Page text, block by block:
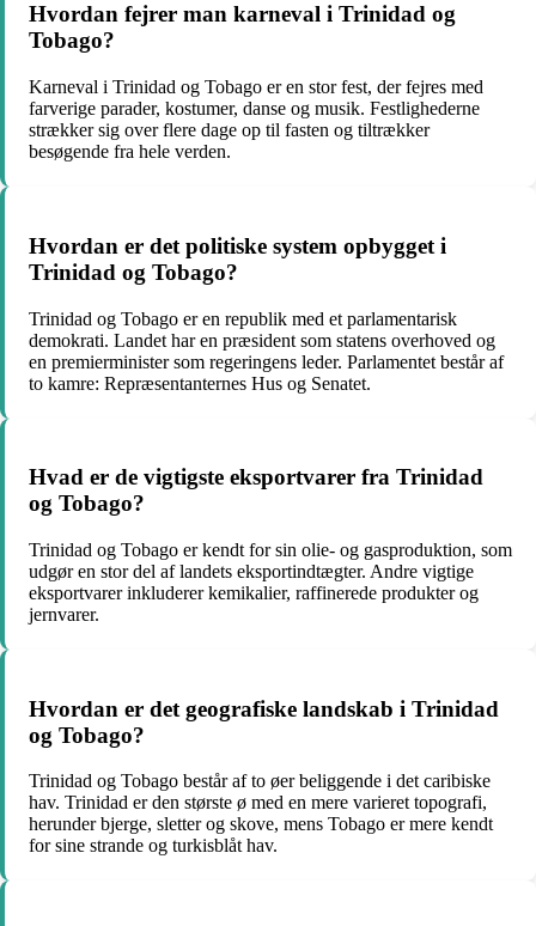
Hvordan fejrer man karneval i Trinidad og
Tobago?
Karneval i Trinidad og Tobago er en stor fest, der fejres med
farverige parader, kostumer, danse og musik. Festlighederne
strækker sig over flere dage op til fasten og tiltrækker
besøgende fra hele verden.
Hvordan er det politiske system opbygget i
Trinidad og Tobago?
Trinidad og Tobago er en republik med et parlamentarisk
demokrati. Landet har en præsident som statens overhoved og
en premierminister som regeringens leder. Parlamentet består af
to kamre: Repræsentanternes Hus og Senatet.
Hvad er de vigtigste eksportvarer fra Trinidad
og Tobago?
Trinidad og Tobago er kendt for sin olie- og gasproduktion, som
udgør en stor del af landets eksportindtægter. Andre vigtige
eksportvarer inkluderer kemikalier, raffinerede produkter og
jernvarer.
Hvordan er det geografiske landskab i Trinidad
og Tobago?
Trinidad og Tobago består af to øer beliggende i det caribiske
hav. Trinidad er den største ø med en mere varieret topografi,
herunder bjerge, sletter og skove, mens Tobago er mere kendt
for sine strande og turkisblåt hav.